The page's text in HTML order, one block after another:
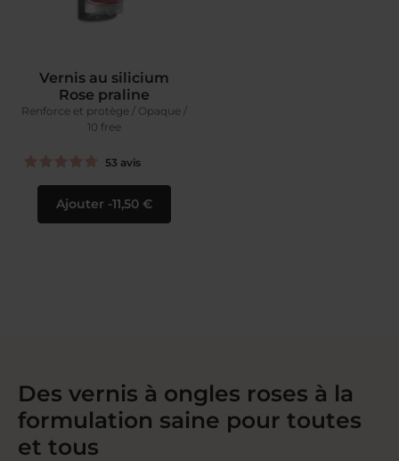
Vernis au silicium
Rose praline
Renforce et protège / Opaque /
10 free
53 avis
Ajouter 11,50 €
Des vernis à ongles roses à la
formulation saine pour toutes
et tous